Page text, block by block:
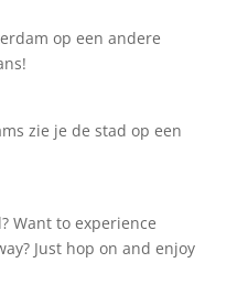
op een andere
zie je de stad op een
Want to experience
Just hop on and enjoy